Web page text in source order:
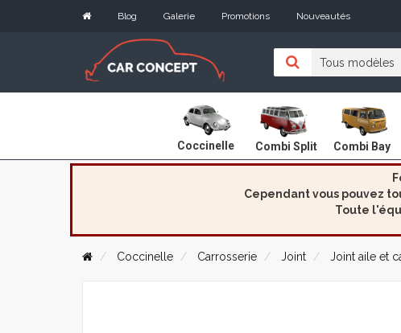
Blog Galerie Promotions Nouveautés
Coccinelle Combi Split Combi Bay
Cependant vous pouvez
Toute
Coccinelle Carrosserie Joint Joint aile et